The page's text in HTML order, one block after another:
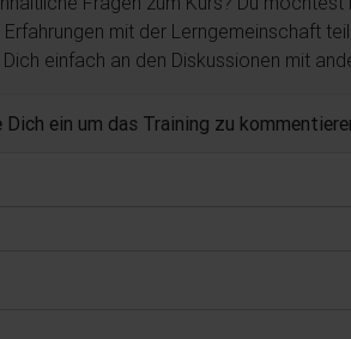
Erfahrungen mit der Lerngemeinschaft
einfach an den Diskussionen mit
ein um das Training zu